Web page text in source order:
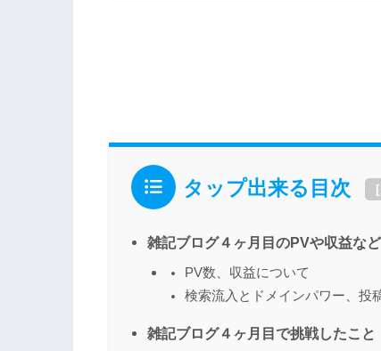
【雑記ブログ運営報告
の目標は？
タップ出来る目次 [
雑記ブログ４ヶ月目のPVや収益など
PV数、収益について
検索流入とドメインパワー、投
雑記ブログ４ヶ月目で挑戦したこと